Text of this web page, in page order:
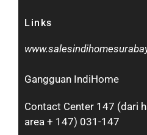
Links
Gangguan IndiHome
Contact Center 147 (dari
area + 147) 031-147